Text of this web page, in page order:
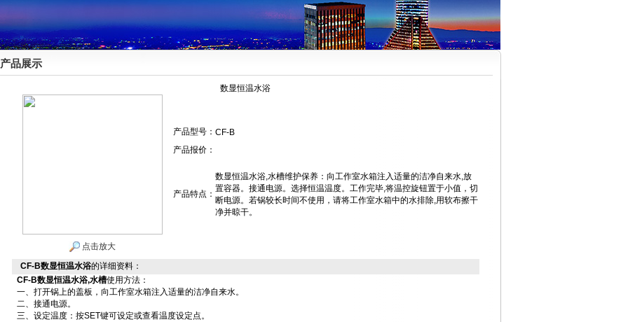
产品展示
数显恒温水浴
点击放大
产品型号： CF-B
产品报价：
产品特点：
数显恒温水浴,水槽维护保养：向工作室水箱注入适量的洁净自来水,放
置容器。接通电源。选择恒温温度。工作完毕,将温控旋钮置于小值，切
断电源。若锅较长时间不使用，请将工作室水箱中的水排除,用软布擦干
净并晾干。
CF-B数显恒温水浴的详细资料：
CF-B数显恒温水浴,水槽使用方法：
一、打开锅上的盖板，向工作室水箱注入适量的洁净自来水。
二、接通电源。
三、设定温度：按SET键可设定或查看温度设定点。